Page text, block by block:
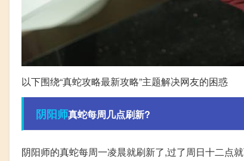
以下围绕“真蛇攻略最新攻略”主题解决网友的困惑
阴阳师真蛇每周几点刷新?
阴阳师的真蛇每周一凌晨就刷新了,过了周日十二点